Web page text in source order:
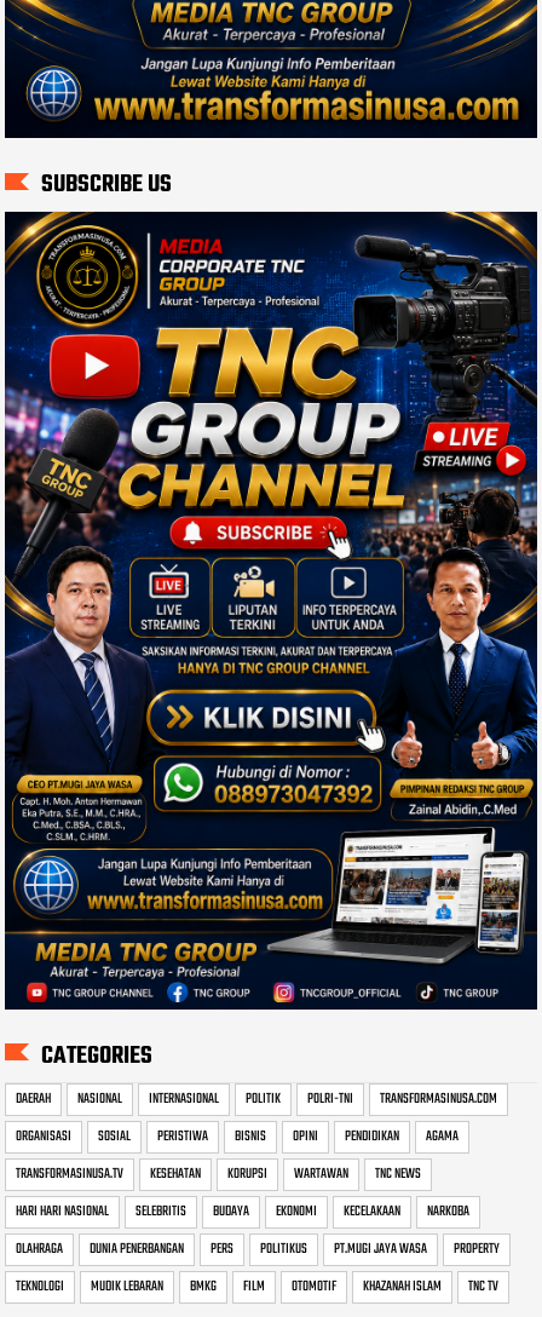
SUBSCRIBE US
CATEGORIES
DAERAH NASIONAL INTERNASIONAL POLITIK POLRI-TNI
TRANSFORMASINUSA.COM
ORGANISASI
SOSIAL PERISTIWA BISNIS OPINI PENDIDIKAN
AGAMA
TRANSFORMASINUSA.TV
KESEHATAN KORUPSI WARTAWAN
TNC NEWS
HARI HARI NASIONAL
SELEBRITIS BUDAYA EKONOMI KECELAKAAN
NARKOBA
OLAHRAGA
DUNIA PENERBANGAN PERS POLITIKUS PT.MUGI JAYA WASA
PROPERTY
TEKNOLOGI
MUDIK LEBARAN BMKG FILM OTOMOTIF KHAZANAH ISLAM TNC TV